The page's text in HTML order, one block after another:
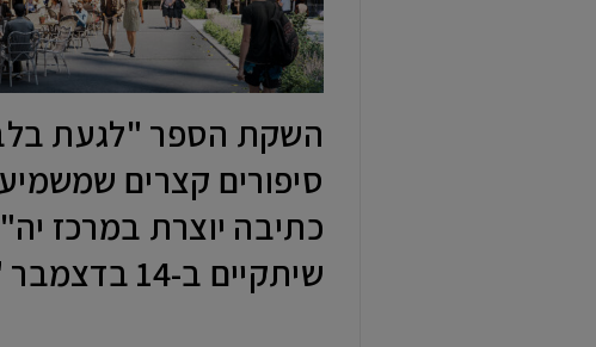
השקת הספר "לגעת
סיפורים קצרים
כתיבה יוצרת במרכז
שיתקיים ב-14 בדצמבר "בבית יד לבנים" ראשל"צ